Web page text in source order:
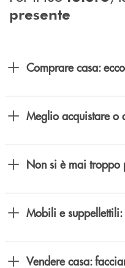
presente
Comprare casa:
Meglio acquistare o
Non si è mai troppo
Mobili e
Vendere casa: